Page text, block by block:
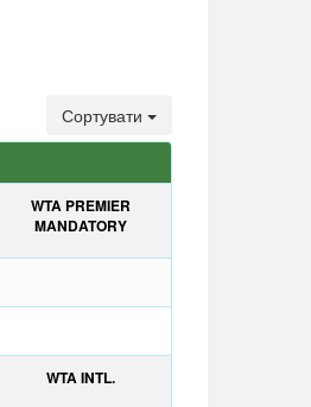
Сортувати
WTA PREMIER
MANDATORY
WTA INTL.